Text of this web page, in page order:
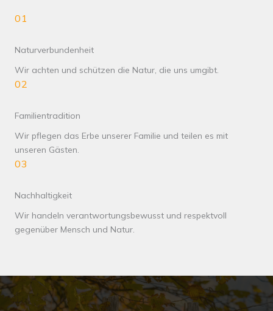
01
Naturverbundenheit
Wir achten und schützen die Natur, die uns umgibt.
02
Familientradition
Wir pflegen das Erbe unserer Familie und teilen es mit
unseren Gästen.
03
Nachhaltigkeit
Wir handeln verantwortungsbewusst und respektvoll
gegenüber Mensch und Natur.